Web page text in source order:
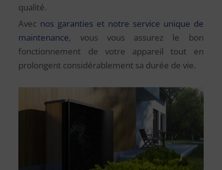
qualité.
Avec nos garanties et notre service unique de
maintenance, vous vous assurez le bon
fonctionnement de votre appareil tout en
prolongent considérablement sa durée de vie.